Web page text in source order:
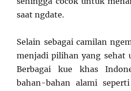
saat ngdate.
Selain sebagai camilan
menjadi pilihan yang sehat
Berbagai kue khas
bahan-bahan alami